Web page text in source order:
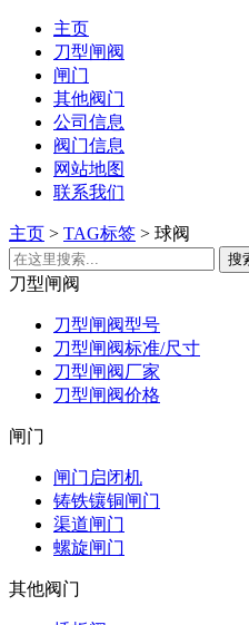
主页
刀型闸阀
闸门
其他阀门
公司信息
阀门信息
网站地图
联系我们
主页 > TAG标签 > 球阀
刀型闸阀
刀型闸阀型号
刀型闸阀标准/尺寸
刀型闸阀厂家
刀型闸阀价格
闸门
闸门启闭机
铸铁镶铜闸门
渠道闸门
螺旋闸门
其他阀门